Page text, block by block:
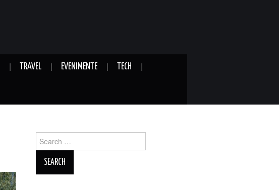
TRAVEL EVENIMENTE TECH
for: